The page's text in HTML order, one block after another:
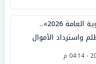
«رسوم تظلمات الثانوية العامة 2026»..
واسترداد الأموال